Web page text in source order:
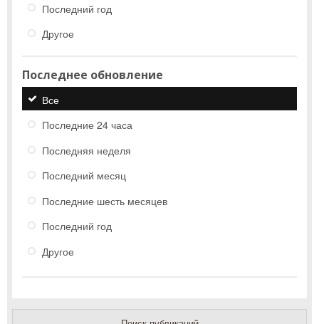
Последний год
Другое
Последнее обновление
Все
Последние 24 часа
Последняя неделя
Последний месяц
Последние шесть месяцев
Последний год
Другое